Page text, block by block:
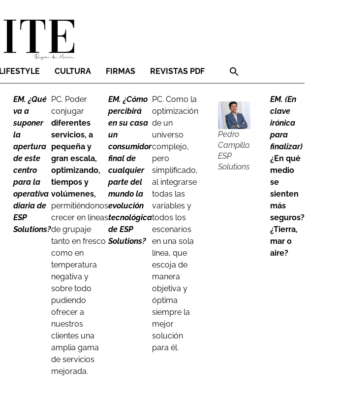
LIFESTYLE CULTURA FIRMAS REVISTAS PDF
EM. ¿Qué
va a
suponer
la
apertura
de este
centro
para la
operativa
diaria de
ESP
Solutions?
PC. Poder
conjugar
diferentes
servicios, a
pequeña y
gran escala,
optimizando,
tiempos y
volúmenes,
permitiéndonos
crecer en líneas
de grupaje
tanto en fresco
como en
temperatura
negativa y
sobre todo
pudiendo
ofrecer a
nuestros
clientes una
amplia gama
de servicios
mejorada.
EM. ¿Cómo
percibirá
en su casa
un
consumidor
final de
cualquier
parte del
mundo la
evolución
tecnológica
de ESP
Solutions?
PC. Como la
optimización
de un
universo
complejo,
pero
simplificado,
al integrarse
todas las
variables y
todos los
escenarios
en una sola
línea, que
escoja de
manera
objetiva y
óptima
siempre la
mejor
solución
para él.
Pedro
Campillo.
ESP
Solutions
EM. (En
clave
irónica
para
finalizar)
¿En qué
medio
se
sienten
más
seguros?
¿Tierra,
mar o
aire?